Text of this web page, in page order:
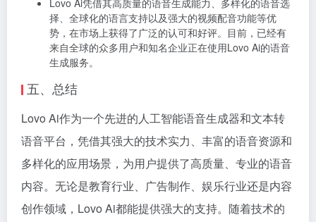
Lovo Ai凭借其高质量的语音生成能力、多样化的语音选
择、全球化的语言支持以及强大的视频配音功能等优
势，在市场上获得了广泛的认可和好评。目前，已经有
来自全球的众多用户和知名企业正在使用Lovo Ai的语音
生成服务。
五、总结
Lovo Ai作为一个先进的人工智能语音生成器和文本转
语音平台，凭借其强大的技术实力、丰富的语音资源和
多样化的应用场景，为用户提供了高质量、专业的语音
内容。无论是教育行业、广告制作、娱乐行业还是内容
创作领域，Lovo Ai都能提供强大的支持。随着技术的